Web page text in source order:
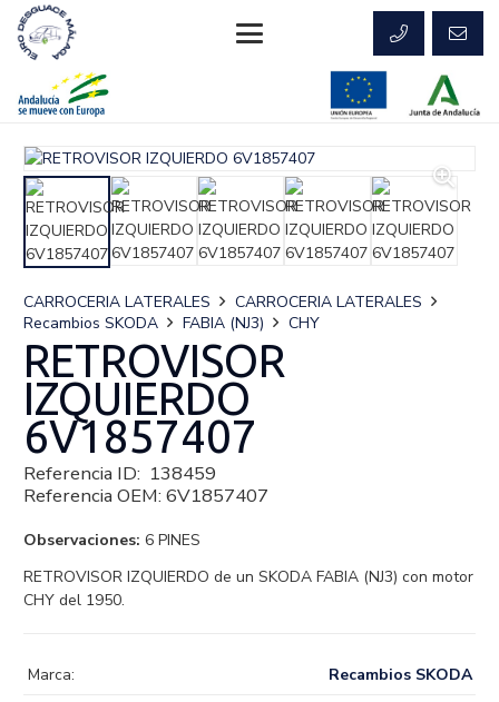
CARROCERIA LATERALES
CARROCERIA LATERALES
Recambios SKODA
FABIA (NJ3) CHY
RETROVISOR
IZQUIERDO
6V1857407
Referencia ID: 138459
Referencia OEM: 6V1857407
Observaciones: 6 PINES
RETROVISOR IZQUIERDO de un SKODA FABIA (NJ3) con motor
CHY del 1950.
Marca:
Recambios SKODA